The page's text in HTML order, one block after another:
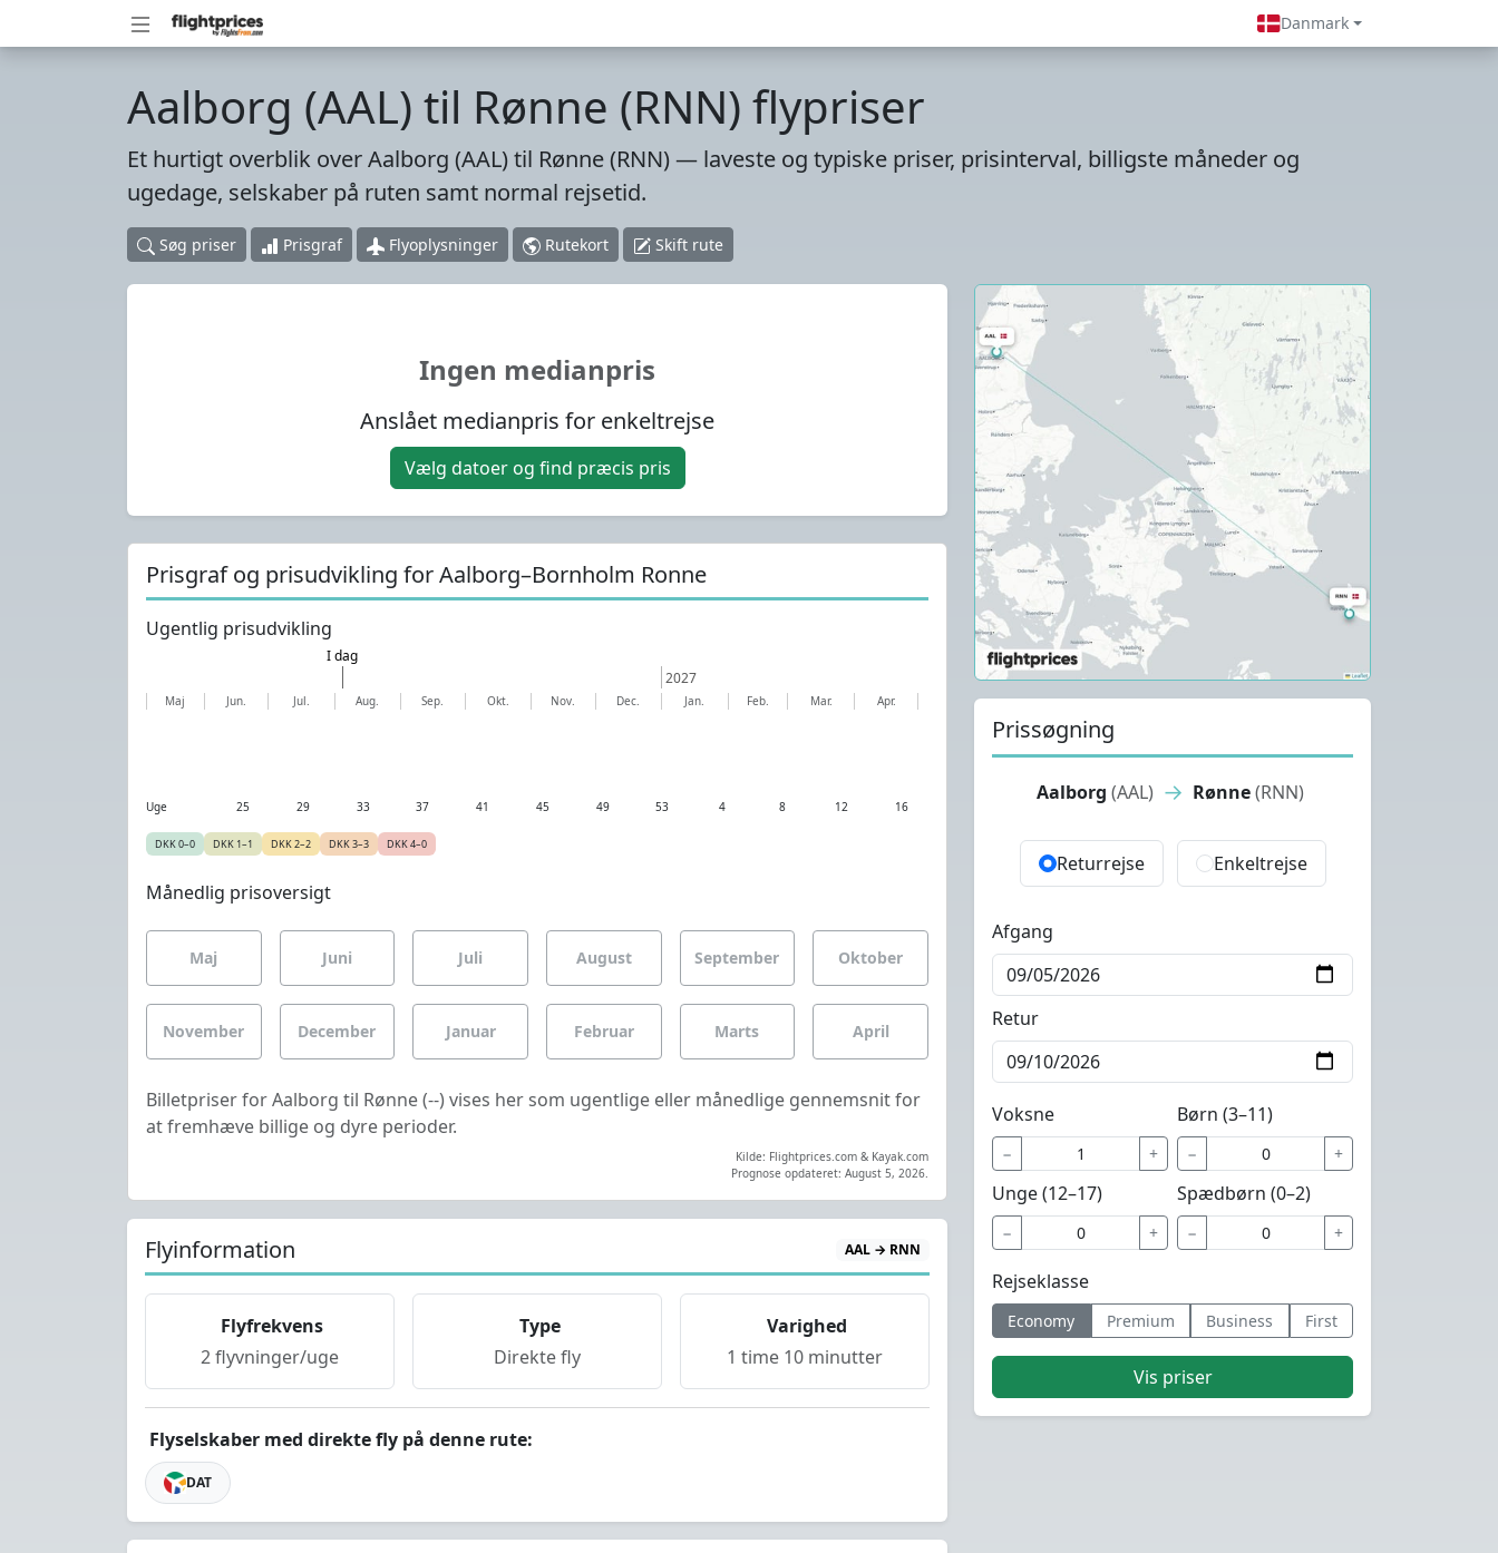
Danmark
Aalborg (AAL) til Rønne (RNN) flypriser
Et hurtigt overblik over Aalborg (AAL) til Rønne (RNN) — laveste og typiske priser, prisinterval, billigste måneder og
ugedage, selskaber på ruten samt normal rejsetid.
Søg priser Prisgraf Flyoplysninger Rutekort Skift rute
Ingen medianpris
Anslået medianpris for enkeltrejse
Vælg datoer og find præcis pris
Prisgraf og prisudvikling for Aalborg–Bornholm Ronne
Ugentlig prisudvikling
I dag
2027
Maj Jun. Jul. Aug. Sep. Okt. Nov. Dec. Jan. Feb. Mar. Apr.
Uge 25 29 33 37 41 45 49 53 4 8 12 16
DKK 0–0 DKK 1–1 DKK 2–2 DKK 3–3 DKK 4–0
Månedlig prisoversigt
Maj Juni Juli August September Oktober
November December Januar Februar Marts April
Billetpriser for Aalborg til Rønne (--) vises her som ugentlige eller månedlige gennemsnit for
at fremhæve billige og dyre perioder.
Kilde: Flightprices.com & Kayak.com
Prognose opdateret: August 5, 2026.
Flyinformation AAL → RNN
Flyfrekvens
2 flyvninger/uge
Type
Direkte fly
Varighed
1 time 10 minutter
Flyselskaber med direkte fly på denne rute:
DAT
Prissøgning
Aalborg (AAL) → Rønne (RNN)
Returrejse Enkeltrejse
Afgang
Retur
Voksne
− +
Børn (3–11)
− +
Unge (12–17)
− +
Spædbørn (0–2)
− +
Rejseklasse
Economy Premium Business First
Vis priser